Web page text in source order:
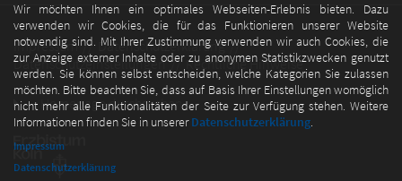
Wir möchten Ihnen ein optimales Webseiten-Erlebnis bieten. Dazu
verwenden wir Cookies, die für das Funktionieren unserer Website
notwendig sind. Mit Ihrer Zustimmung verwenden wir auch Cookies, die
zur Anzeige externer Inhalte oder zu anonymen Statistikzwecken genutzt
werden. Sie können selbst entscheiden, welche Kategorien Sie zulassen
möchten. Bitte beachten Sie, dass auf Basis Ihrer Einstellungen womöglich
nicht mehr alle Funktionalitäten der Seite zur Verfügung stehen. Weitere
Informationen finden Sie in unsererDatenschutzerklärung.
Impressum
Datenschutzerklärung
Impressum
Datenschutzerklärung
Datenschutzeinstellungen
Rechtliche Hinweise
Homepage durchsuchen